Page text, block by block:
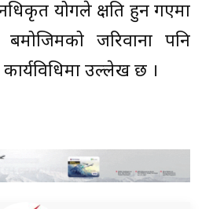
प्रयोगले क्षति हुन गएमा
जरिवाना पनि
उल्लेख छ ।